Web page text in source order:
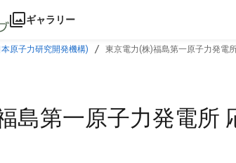
ギャラリー
原子力研究開発機構) 東京電力(株)福島第一原子力発電
島第一原子力発電所